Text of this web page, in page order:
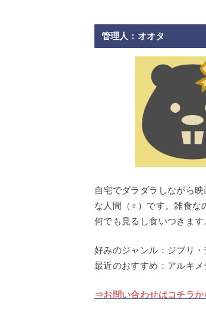
管理人：オオタ
自宅でダラダラしながら
な人間（♀）です。雑食な
何でも見るし食いつきます
好みのジャンル：ジブリ・
最近のおすすめ：アルキ
⇒お問い合わせはコチラか